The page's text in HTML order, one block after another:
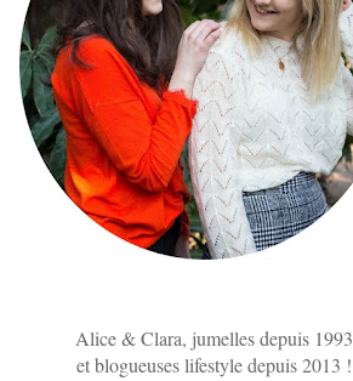
Alice & Clara, jumelles depuis 1993
et blogueuses lifestyle depuis 2013 !